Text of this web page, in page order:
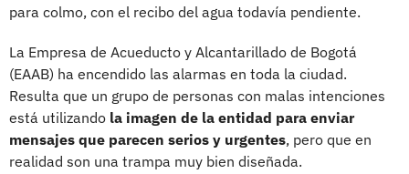
para colmo, con el recibo del agua todavía pendiente.
La Empresa de Acueducto y Alcantarillado de Bogotá
(EAAB) ha encendido las alarmas en toda la ciudad.
Resulta que un grupo de personas con malas intenciones
está utilizando la imagen de la entidad para enviar
mensajes que parecen serios y urgentes, pero que en
realidad son una trampa muy bien diseñada.